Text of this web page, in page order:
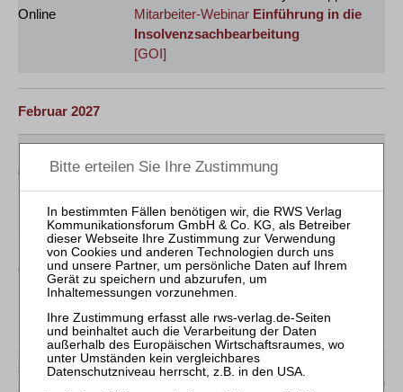
Online
Mitarbeiter-Webinar Einführung in die
Insolvenzsachbearbeitung
[GOI]
Februar 2027
Online
Mitarbeiter-WebinarVertiefung der
Insolvenzsachbearbeitung
[GOI]
17.02.2027
Online
Sebastian Krabbe
Mitarbeiter-Webinar Herausforderungen
und Praxistipps bei der
Differenzlohnabrechnung
[GOI]
24.02.2027und
Karolin Gilbert / Jana Scholz